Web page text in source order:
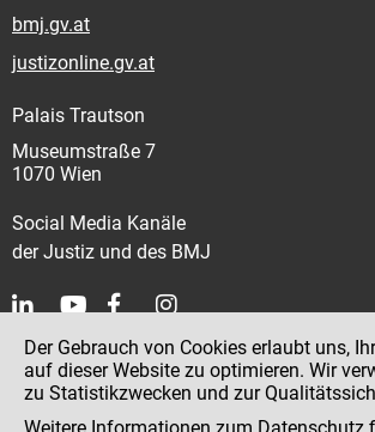
bmj.gv.at
justizonline.gv.at
Palais Trautson
Museumstraße 7
1070 Wien
Social Media Kanäle
der Justiz und des BMJ
Kontakt
Impressum
Der Gebrauch von Cookies erlaubt uns,
auf dieser Website zu optimieren. Wir
zu Statistikzwecken und zur